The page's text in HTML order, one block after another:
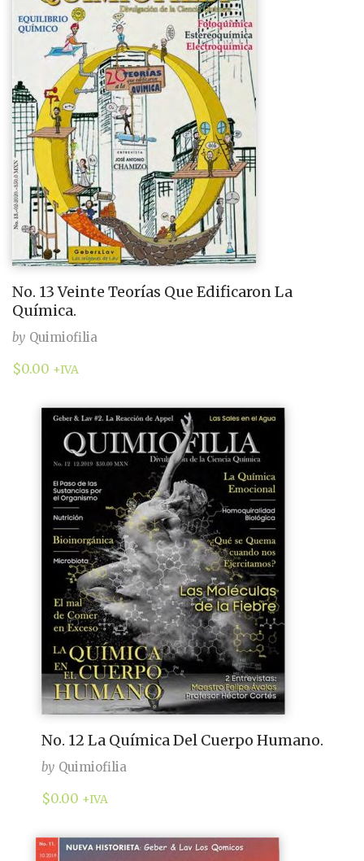
No. 13 Veinte Teorías Que Edificaron La
Química.
by Quimiofilia
$0.00 +IVA
No. 12 La Química Del Cuerpo Humano.
by Quimiofilia
$0.00 +IVA